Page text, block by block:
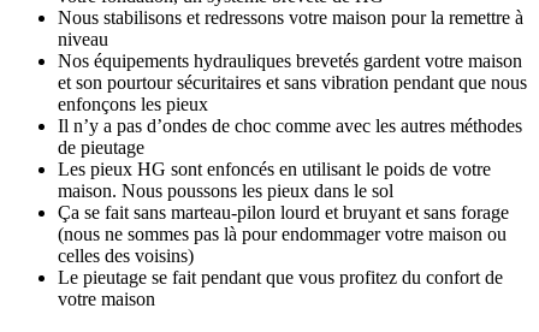
Nous stabilisons et redressons votre maison pour la remettre à
niveau
Nos équipements hydrauliques brevetés gardent votre maison
et son pourtour sécuritaires et sans vibration pendant que nous
enfonçons les pieux
Il n’y a pas d’ondes de choc comme avec les autres méthodes
de pieutage
Les pieux HG sont enfoncés en utilisant le poids de votre
maison. Nous poussons les pieux dans le sol
Ça se fait sans marteau-pilon lourd et bruyant et sans forage
(nous ne sommes pas là pour endommager votre maison ou
celles des voisins)
Le pieutage se fait pendant que vous profitez du confort de
votre maison